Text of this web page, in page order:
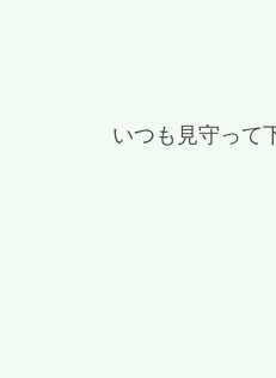
いつも見守って